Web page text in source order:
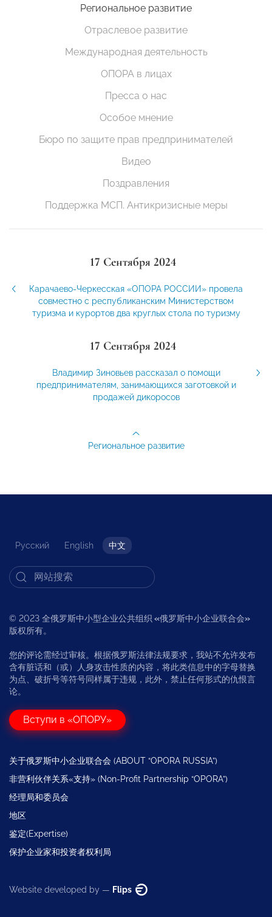
Региональное развитие
Отраслевое развитие
Международная деятельность
ОПОРА в лицах
Пресса о нас
Особое мнение
Бюро по защите прав предпринимателей
Видео
Поздравления
Поддержка МСП. Антикризисные меры
17 Сентября 2024
Карачаево-Черкесская «ОПОРА РОССИИ» провела
совместно с республиканским Министерством
туризма и курортов два круглых стола по туризму
17 Сентября 2024
Владимир Зиновьев рассказал о помощи
предпринимателям, занимающихся заготовкой и
продажей дикоросов
Региональное развитие
Русский English 中文
© 2023 全俄罗斯中小型企业公共组织 «俄罗斯中小企业联合会»
版权所有。
您的评论需经过审核。根据俄罗斯法律法规要求，我站不允许发布
含有脏话和（或）人身攻击性质的内容，将此类信息中的字母替换
为点、破折号等符号同样属于违规，此外，禁止任何形式的仇恨言
论。
Вступи в «ОПОРУ»
关于俄罗斯中小企业联合会 (ABOUT “OPORA RUSSIA”)
非营利伙伴关系«支持» (Non-Profit Partnership “OPORA”)
经理局和委员会
地区
鉴定(Expertise)
保护企业家和投资者权利局
Website developed by — Flips